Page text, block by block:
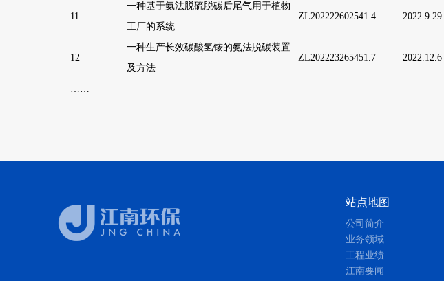
11
一种基于氨法脱硫脱碳后尾气用于植物
工厂的系统
ZL202222602541.4 2022.9.29
12
一种生产长效碳酸氢铵的氨法脱碳装置
及方法
ZL202223265451.7 2022.12.6
……
站点地图
公司简介
业务领域
工程业绩
江南要闻